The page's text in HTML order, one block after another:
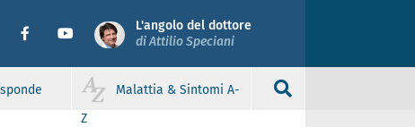
L'angolo del dottore
di Attilio Speciani
Malattia & Sintomi A-
Z